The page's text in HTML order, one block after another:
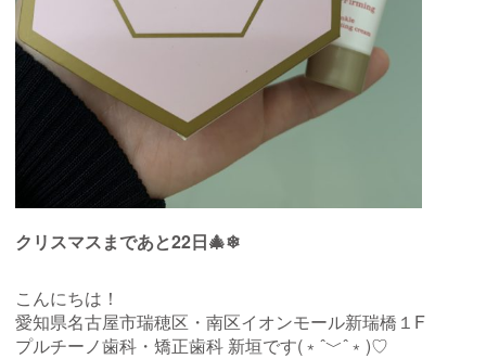
クリスマスまであと22日🎄❄
こんにちは！
愛知県名古屋市瑞穂区・南区イオンモール新瑞橋１ F
プルチーノ歯科・矯正歯科 新垣です(﹡ˆ﹀ˆ﹡)♡